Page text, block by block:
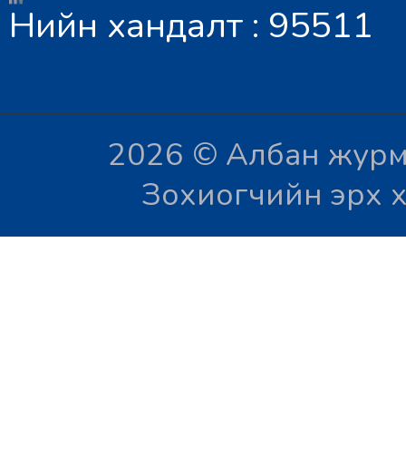
Нийн хандалт : 95511
2026 © Албан
Зохиогчийн эрх